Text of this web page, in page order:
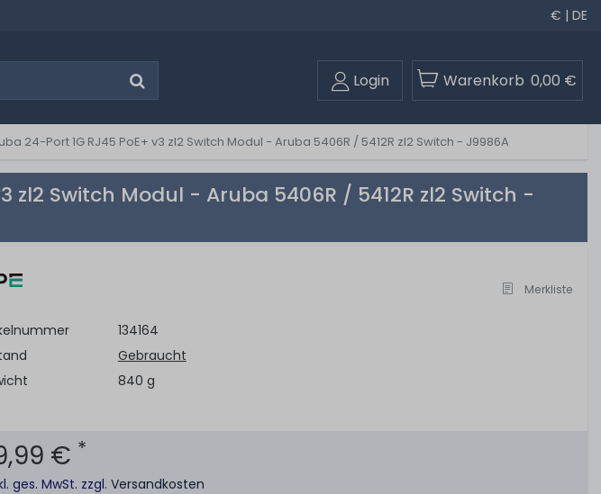
€ | DE
Login Warenkorb 0,00 €
24-Port 1G RJ45 PoE+ v3 zl2 Switch Modul - Aruba 5406R / 5412R zl2 Switch - J9986A
zl2 Switch Modul - Aruba 5406R / 5412R zl2 Switch -
Merkliste
134164
Gebraucht
840 g
€ *
ges. MwSt. zzgl.Versandkosten